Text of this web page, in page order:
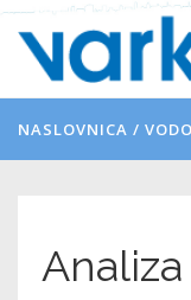
NASLOVNICA /